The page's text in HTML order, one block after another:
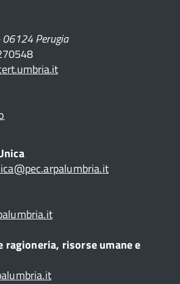
Perugia
ragioneria, risorse umane e